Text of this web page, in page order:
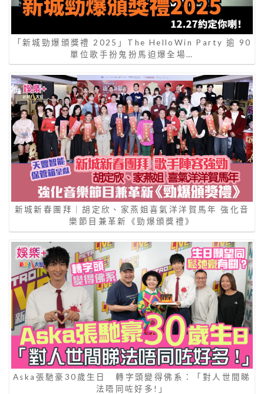
「新城勁爆頒獎禮 2025」The HelloWin Party 逾 90
單位歌手扮鬼扮馬迫爆全場…
新城新春團拜｜胡定欣、家燕姐喜氣洋洋賀馬年 強化音
樂節目兼革新《勁爆頒獎禮》
Aska張馳豪30歲生日 轉字頭變得佛系：「對人世間睇
法唔同咗好多!」